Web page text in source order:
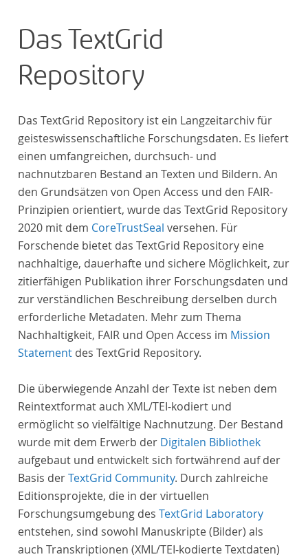
Das TextGrid
Repository
Das TextGrid Repository ist ein Langzeitarchiv für
geisteswissenschaftliche Forschungsdaten. Es liefert
einen umfangreichen, durchsuch- und
nachnutzbaren Bestand an Texten und Bildern. An
den Grundsätzen von Open Access und den FAIR-
Prinzipien orientiert, wurde das TextGrid Repository
2020 mit dem CoreTrustSeal versehen. Für
Forschende bietet das TextGrid Repository eine
nachhaltige, dauerhafte und sichere Möglichkeit, zur
zitierfähigen Publikation ihrer Forschungsdaten und
zur verständlichen Beschreibung derselben durch
erforderliche Metadaten. Mehr zum Thema
Nachhaltigkeit, FAIR und Open Access im Mission
Statement des TextGrid Repository.
Die überwiegende Anzahl der Texte ist neben dem
Reintextformat auch XML/TEI-kodiert und
ermöglicht so vielfältige Nachnutzung. Der Bestand
wurde mit dem Erwerb der Digitalen Bibliothek
aufgebaut und entwickelt sich fortwährend auf der
Basis derTextGrid Community. Durch zahlreiche
Editionsprojekte, die in der virtuellen
Forschungsumgebung des TextGrid Laboratory
entstehen, sind sowohl Manuskripte (Bilder) als
auch Transkriptionen (XML/TEI-kodierte Textdaten)